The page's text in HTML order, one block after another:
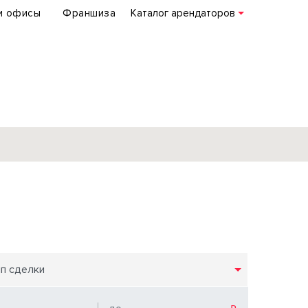
офисы Франшиза Каталог арендаторов
сделки